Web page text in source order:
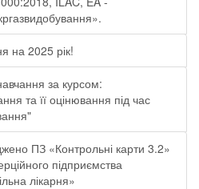
на 2025 рік!
за курсом:
та її оцінювання під час
ПЗ «Контрольні карти 3.2»
підприємства
лікарня»